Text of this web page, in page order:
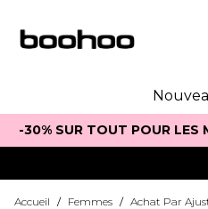
-30% SUR TOUT POUR LES
Accueil / Femmes / Achat Par